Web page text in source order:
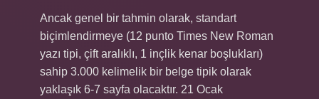
Ancak genel bir tahmin olarak, standart
biçimlendirmeye (12 punto Times New Roman
yazı tipi, çift aralıklı, 1 inçlik kenar boşlukları)
sahip 3.000 kelimelik bir belge tipik olarak
yaklaşık 6-7 sayfa olacaktır. 21 Ocak